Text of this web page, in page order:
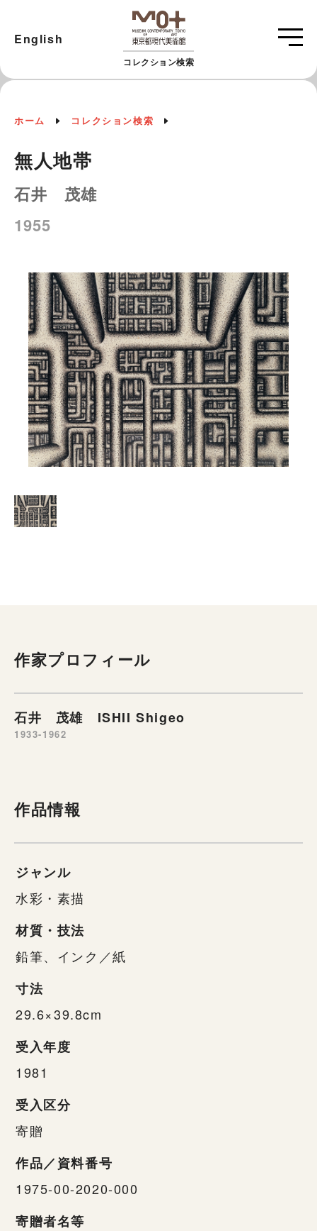
コレクション検索
English
ホーム コレクション検索
無人地帯
石井 茂雄
1955
作家プロフィール
石井 茂雄 ISHII Shigeo
1933-1962
作品情報
ジャンル
水彩・素描
材質・技法
鉛筆、インク／紙
寸法
29.6×39.8cm
受入年度
1981
受入区分
寄贈
作品／資料番号
1975-00-2020-000
寄贈者名等